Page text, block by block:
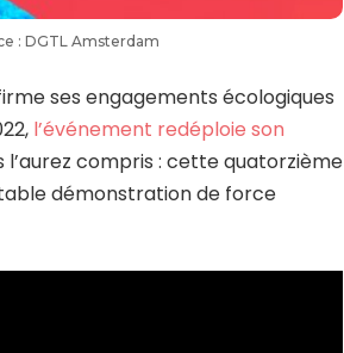
: DGTL Amsterdam
ses engagements écologiques
l’événement redéploie son
l’aurez compris : cette quatorzième
démonstration de force